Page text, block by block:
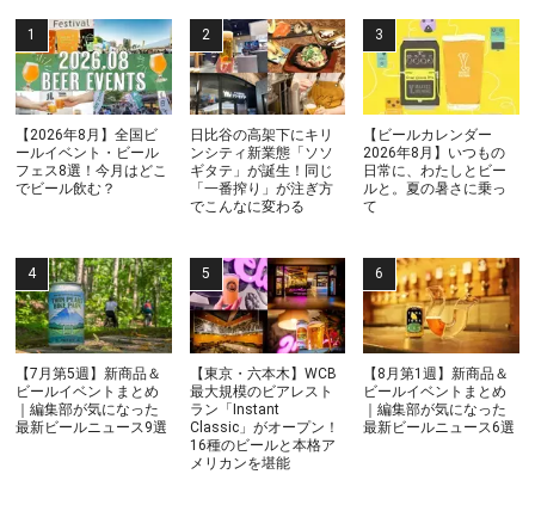
【2026年8月】全国ビ
ールイベント・ビール
フェス8選！今月はどこ
でビール飲む？
日比谷の高架下にキリ
ンシティ新業態「ソソ
ギタテ」が誕生！同じ
「一番搾り」が注ぎ方
でこんなに変わる
【ビールカレンダー
2026年8月】いつもの
日常に、わたしとビー
ルと。夏の暑さに乗っ
て
【7月第5週】新商品＆
ビールイベントまとめ
｜編集部が気になった
最新ビールニュース9選
【東京・六本木】WCB
最大規模のビアレスト
ラン「Instant
Classic」がオープン！
16種のビールと本格ア
メリカンを堪能
【8月第1週】新商品＆
ビールイベントまとめ
｜編集部が気になった
最新ビールニュース6選